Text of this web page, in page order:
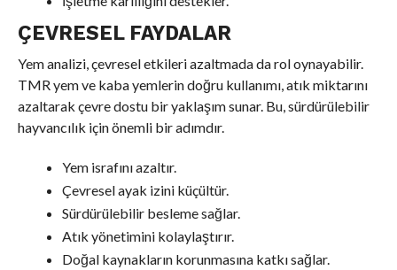
ÇEVRESEL FAYDALAR
Yem analizi, çevresel etkileri azaltmada da rol oynayabilir.
TMR yem ve kaba yemlerin doğru kullanımı, atık miktarını
azaltarak çevre dostu bir yaklaşım sunar. Bu, sürdürülebilir
hayvancılık için önemli bir adımdır.
Yem israfını azaltır.
Çevresel ayak izini küçültür.
Sürdürülebilir besleme sağlar.
Atık yönetimini kolaylaştırır.
Doğal kaynakların korunmasına katkı sağlar.